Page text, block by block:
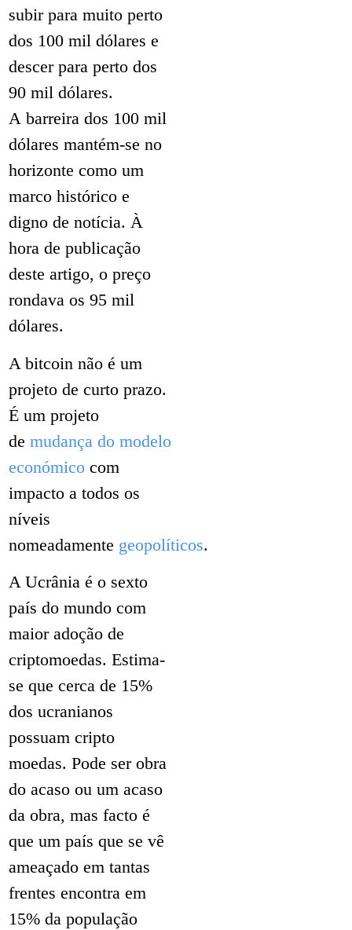
subir para muito perto
dos 100 mil dólares e
descer para perto dos
90 mil dólares.
A barreira dos 100 mil
dólares mantém-se no
horizonte como um
marco histórico e
digno de notícia. À
hora de publicação
deste artigo, o preço
rondava os 95 mil
dólares.
A bitcoin não é um
projeto de curto prazo.
É um projeto
de mudança do modelo
económico com
impacto a todos os
níveis
nomeadamente geopolíticos.
A Ucrânia é o sexto
país do mundo com
maior adoção de
criptomoedas. Estima-
se que cerca de 15%
dos ucranianos
possuam cripto
moedas. Pode ser obra
do acaso ou um acaso
da obra, mas facto é
que um país que se vê
ameaçado em tantas
frentes encontra em
15% da população